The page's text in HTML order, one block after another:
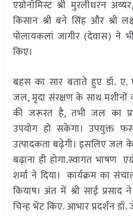
एग्रोनॉमिस्ट श्री मुरलीधरन
किसान श्री बने सिंह और श्री
पोलायकलां जागीर (देवास) ने
किए।
बहस का सार बताते हुए डॉ. ए.
जल, मृदा संरक्षण के साथ
की जरूरत है, तभी जल का
उपयोग हो सकेगा। उपयुक्त
उत्पादकता बढ़ेगी। इसलिए जल
बढ़ाना ही होगा.स्वागत भाषण
शर्मा ने दिया। कार्यक्रम का
कियाष। अंत में श्री साई प्रसाद
चिन्ह भेंट किए. आभार प्रदर्शन डॉ.